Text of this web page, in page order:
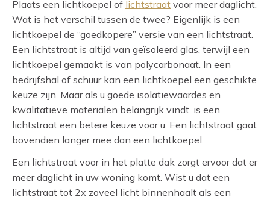
Plaats een lichtkoepel of lichtstraat voor meer daglicht.
Wat is het verschil tussen de twee? Eigenlijk is een
lichtkoepel de “goedkopere” versie van een lichtstraat.
Een lichtstraat is altijd van geïsoleerd glas, terwijl een
lichtkoepel gemaakt is van polycarbonaat. In een
bedrijfshal of schuur kan een lichtkoepel een geschikte
keuze zijn. Maar als u goede isolatiewaardes en
kwalitatieve materialen belangrijk vindt, is een
lichtstraat een betere keuze voor u. Een lichtstraat gaat
bovendien langer mee dan een lichtkoepel.
Een lichtstraat voor in het platte dak zorgt ervoor dat er
meer daglicht in uw woning komt. Wist u dat een
lichtstraat tot 2x zoveel licht binnenhaalt als een